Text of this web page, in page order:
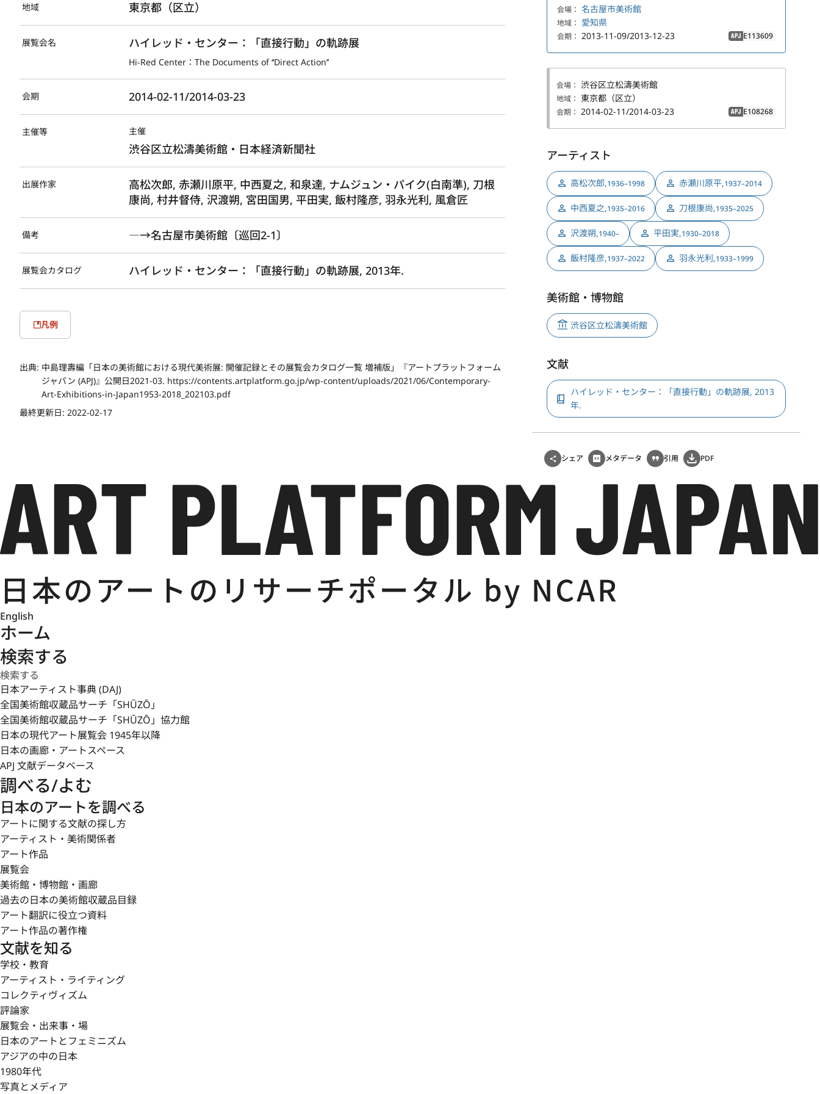
地域 東京都（区立）
展覧会名 ハイレッド・センター：「直接行動」の軌跡展
Hi-Red Center：The Documents of ‘‘Direct Action’’
会期 2014-02-11/2014-03-23
主催等 主催
渋谷区立松濤美術館・日本経済新聞社
出展作家
高松次郎, 赤瀬川原平, 中西夏之, 和泉達, ナムジュン・パイク(白南準), 刀根
康尚, 村井督侍, 沢渡朔, 宮田国男, 平田実, 飯村隆彦, 羽永光利, 風倉匠
備考 ―→名古屋市美術館〔巡回2-1〕
展覧会カタログ ハイレッド・センター：「直接行動」の軌跡展, 2013年.
凡例
出典: 中島理壽編「日本の美術館における現代美術展: 開催記録とその展覧会カタログ一覧 増補版」『アートプラットフォーム
ジャパン (APJ)』公開日2021-03. https://contents.artplatform.go.jp/wp-content/uploads/2021/06/Contemporary-
Art-Exhibitions-in-Japan1953-2018_202103.pdf
最終更新日: 2022-02-17
会場： 名古屋市美術館
地域： 愛知県
会期： 2013-11-09/2013-12-23 APJ E113609
会場： 渋谷区立松濤美術館
地域： 東京都（区立）
会期： 2014-02-11/2014-03-23 APJ E108268
アーティスト
高松次郎,1936–1998 赤瀬川原平,1937–2014
中西夏之,1935–2016 刀根康尚,1935–2025
沢渡朔,1940– 平田実,1930–2018
飯村隆彦,1937–2022 羽永光利,1933–1999
美術館・博物館
渋谷区立松濤美術館
文献
ハイレッド・センター：「直接行動」の軌跡展, 2013
年.
シェア メタデータ 引用 PDF
English
ホーム
検索する
日本アーティスト事典 (DAJ)
全国美術館収蔵品サーチ「SHŪZŌ」
全国美術館収蔵品サーチ「SHŪZŌ」協力館
日本の現代アート展覧会 1945年以降
日本の画廊・アートスペース
APJ 文献データベース
調べる/よむ
日本のアートを調べる
アートに関する文献の探し方
アーティスト・美術関係者
アート作品
展覧会
美術館・博物館・画廊
過去の日本の美術館収蔵品目録
アート翻訳に役立つ資料
アート作品の著作権
文献を知る
学校・教育
アーティスト・ライティング
コレクティヴィズム
評論家
展覧会・出来事・場
日本のアートとフェミニズム
アジアの中の日本
1980年代
写真とメディア